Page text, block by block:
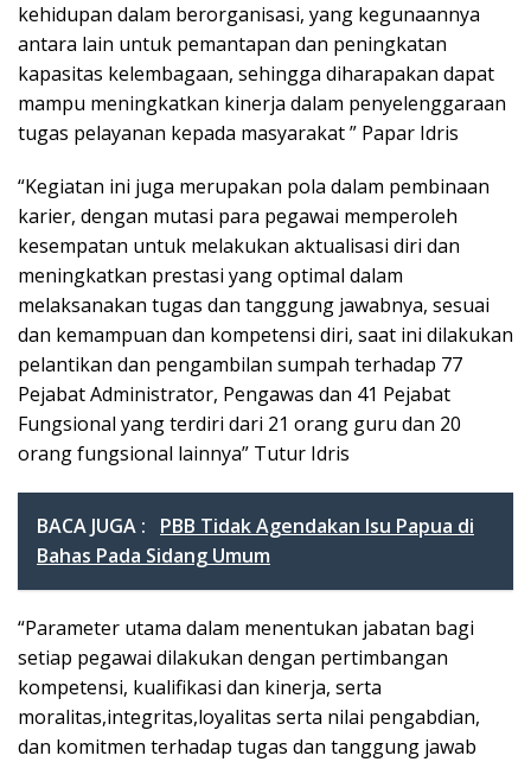
kehidupan dalam berorganisasi, yang kegunaannya
antara lain untuk pemantapan dan peningkatan
kapasitas kelembagaan, sehingga diharapakan dapat
mampu meningkatkan kinerja dalam penyelenggaraan
tugas pelayanan kepada masyarakat ” Papar Idris
“Kegiatan ini juga merupakan pola dalam pembinaan
karier, dengan mutasi para pegawai memperoleh
kesempatan untuk melakukan aktualisasi diri dan
meningkatkan prestasi yang optimal dalam
melaksanakan tugas dan tanggung jawabnya, sesuai
dan kemampuan dan kompetensi diri, saat ini dilakukan
pelantikan dan pengambilan sumpah terhadap 77
Pejabat Administrator, Pengawas dan 41 Pejabat
Fungsional yang terdiri dari 21 orang guru dan 20
orang fungsional lainnya” Tutur Idris
BACA JUGA :
PBB Tidak Agendakan Isu Papua di
Bahas Pada Sidang Umum
“Parameter utama dalam menentukan jabatan bagi
setiap pegawai dilakukan dengan pertimbangan
kompetensi, kualifikasi dan kinerja, serta
moralitas,integritas,loyalitas serta nilai pengabdian,
dan komitmen terhadap tugas dan tanggung jawab